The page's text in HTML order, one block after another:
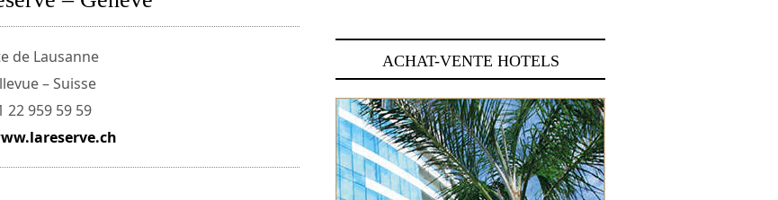
de Lausanne
– Suisse
22 959 59 59
ACHAT-VENTE HOTELS